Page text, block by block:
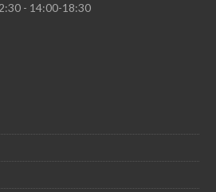
- 14:00-18:30